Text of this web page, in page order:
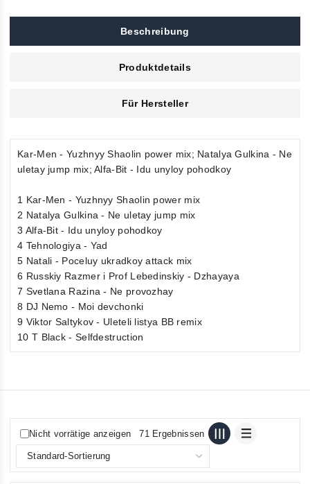
Beschreibung
Produktdetails
Für Hersteller
Kar-Men - Yuzhnyy Shaolin power mix; Natalya Gulkina - Ne
uletay jump mix; Alfa-Bit - Idu unyloy pohodkoy
1 Kar-Men - Yuzhnyy Shaolin power mix
2 Natalya Gulkina - Ne uletay jump mix
3 Alfa-Bit - Idu unyloy pohodkoy
4 Tehnologiya - Yad
5 Natali - Poceluy ukradkoy attack mix
6 Russkiy Razmer i Prof Lebedinskiy - Dzhayaya
7 Svetlana Razina - Ne provozhay
8 DJ Nemo - Moi devchonki
9 Viktor Saltykov - Uleteli listya BB remix
10 T Black - Selfdestruction
Nicht vorrätige anzeigen 71 Ergebnissen